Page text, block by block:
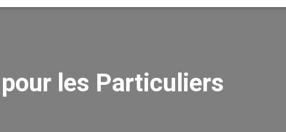
les Particuliers